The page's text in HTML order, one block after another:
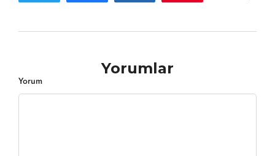
Yorumlar
Yorum